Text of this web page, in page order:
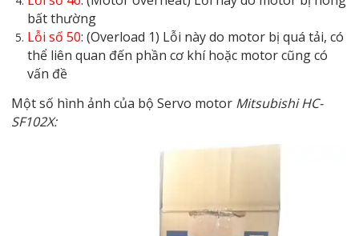
bất thường
Lỗi số 50: (Overload 1) Lỗi này do motor bị quá tải, có
thể liên quan đến phần cơ khí hoặc motor cũng có
vấn đề
Một số hình ảnh của bộ Servo motor Mitsubishi HC-
SF102X: